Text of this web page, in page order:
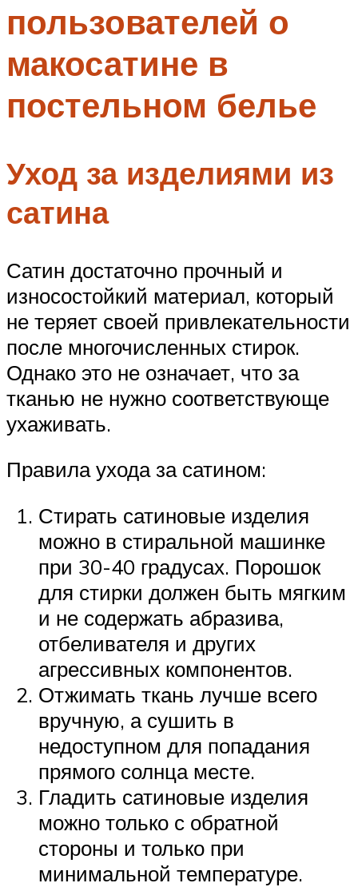
Меню
пользователей о
макосатине в
постельном белье
Уход за изделиями из
сатина
Сатин достаточно прочный и
износостойкий материал, который
не теряет своей привлекательности
после многочисленных стирок.
Однако это не означает, что за
тканью не нужно соответствующе
ухаживать.
Правила ухода за сатином:
Стирать сатиновые изделия
можно в стиральной машинке
при 30-40 градусах. Порошок
для стирки должен быть мягким
и не содержать абразива,
отбеливателя и других
агрессивных компонентов.
Отжимать ткань лучше всего
вручную, а сушить в
недоступном для попадания
прямого солнца месте.
Гладить сатиновые изделия
можно только с обратной
стороны и только при
минимальной температуре.